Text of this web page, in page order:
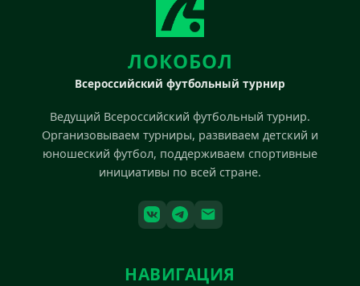
ЛОКОБОЛ
Всероссийский футбольный турнир
Ведущий Всероссийский футбольный турнир.
Организовываем турниры, развиваем детский и
юношеский футбол, поддерживаем спортивные
инициативы по всей стране.
НАВИГАЦИЯ